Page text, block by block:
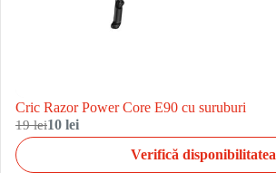
Cric Razor Power Core E90 cu suruburi
19 lei10 lei
Verifică disponibilitatea